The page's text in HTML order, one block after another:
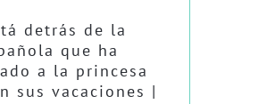
detrás de la
que ha
a la princesa
sus vacaciones |